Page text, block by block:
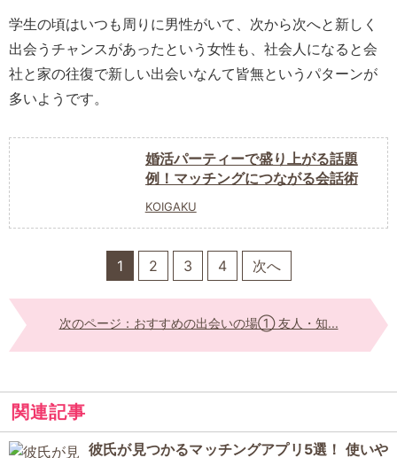
学生の頃はいつも周りに男性がいて、次から次へと新しく
出会うチャンスがあったという女性も、社会人になると会
社と家の往復で新しい出会いなんて皆無というパターンが
多いようです。
婚活パーティーで盛り上がる話題
例！マッチングにつながる会話術
KOIGAKU
1 2 3 4 次へ
次のページ：おすすめの出会いの場① 友人・知...
関連記事
彼氏が見つかるマッチングアプリ5選！ 使いや